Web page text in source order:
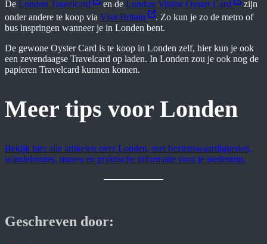
De London Travelcard en de London Visitor Oyster Card
zijn
onder andere te koop via Visit Britain
. Zo kun je zo de metro of
bus inspringen wanneer je in Londen bent.
De gewone Oyster Card is te koop in Londen zelf, hier kun je ook
een zevendaagse Travelcard op laden. In Londen zou je ook nog de
papieren Travelcard kunnen komen.
Meer tips voor Londen
Bekijk hier alle artikelen over Londen, met bezienswaardigheden,
wandelroutes, musea en praktische informatie voor je stedentrip.
Geschreven door: